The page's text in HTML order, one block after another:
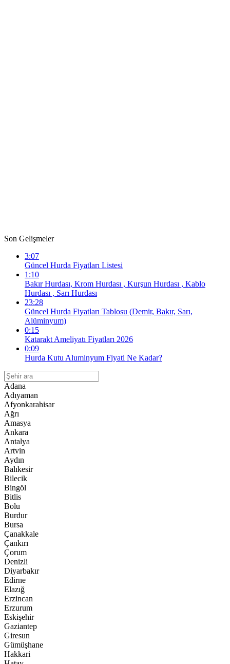
Son Gelişmeler
3:07
Güncel Hurda Fiyatları Listesi
1:10
Bakır Hurdası, Krom Hurdası , Kurşun Hurdası , Kablo
Hurdası , Sarı Hurdası
23:28
Güncel Hurda Fiyatları Tablosu (Demir, Bakır, Sarı,
Alüminyum)
0:15
Katarakt Ameliyatı Fiyatları 2026
0:09
Hurda Kutu Aluminyum Fiyati Ne Kadar?
Adana
Adıyaman
Afyonkarahisar
Ağrı
Amasya
Ankara
Antalya
Artvin
Aydın
Balıkesir
Bilecik
Bingöl
Bitlis
Bolu
Burdur
Bursa
Çanakkale
Çankırı
Çorum
Denizli
Diyarbakır
Edirne
Elazığ
Erzincan
Erzurum
Eskişehir
Gaziantep
Giresun
Gümüşhane
Hakkari